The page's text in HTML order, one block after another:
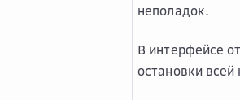
неполадок.
В интерфейсе
остановки